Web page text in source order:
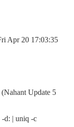
Apr 20 17:03:35
Update 5
d: | uniq -c